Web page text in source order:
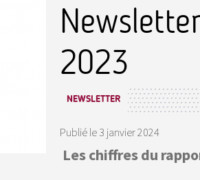
2023
NEWSLETTER
Publié le 3 janvier 2024
Les chiffres du